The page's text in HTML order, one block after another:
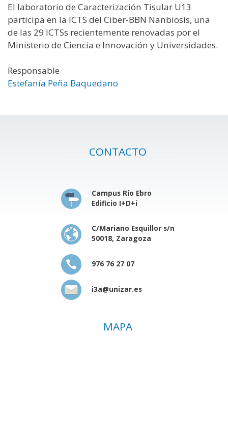
El laboratorio de Caracterización Tisular U13
participa en la ICTS del Ciber-BBN Nanbiosis, una
de las 29 ICTSs recientemente renovadas por el
Ministerio de Ciencia e Innovación y Universidades.
Responsable
Estefanía Peña Baquedano
CONTACTO
Campus Río Ebro
Edificio I+D+i
C/Mariano Esquillor s/n
50018, Zaragoza
976 76 27 07
i3a@unizar.es
MAPA